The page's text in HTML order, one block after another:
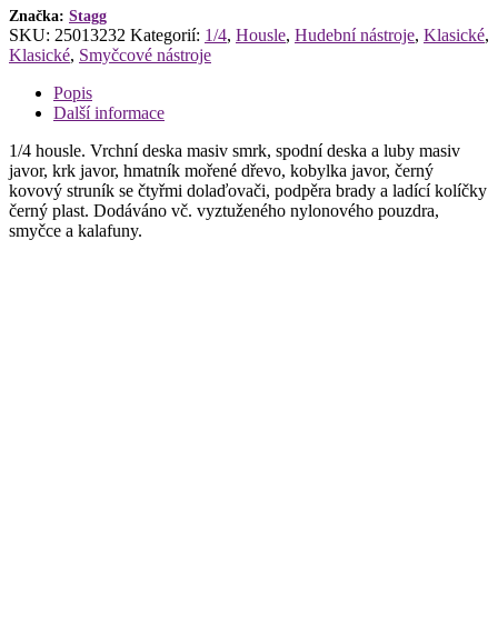
Značka: Stagg
SKU: 25013232 Kategorií: 1/4, Housle, Hudební nástroje, Klasické,
Klasické, Smyčcové nástroje
Popis
Další informace
1/4 housle. Vrchní deska masiv smrk, spodní deska a luby masiv
javor, krk javor, hmatník mořené dřevo, kobylka javor, černý
kovový struník se čtyřmi dolaďovači, podpěra brady a ladící kolíčky
černý plast. Dodáváno vč. vyztuženého nylonového pouzdra,
smyčce a kalafuny.